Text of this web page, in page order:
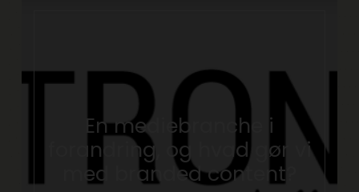
En mediebranche i
forandring, og hvad gør vi
med branded content?